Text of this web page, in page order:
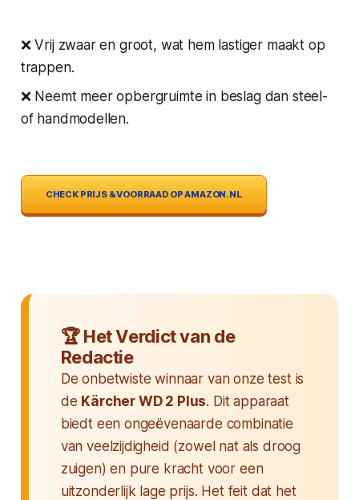
❌ Vrij zwaar en groot, wat hem lastiger maakt op
trappen.
❌ Neemt meer opbergruimte in beslag dan steel-
of handmodellen.
CHECK PRIJS & VOORRAAD OP AMAZON.NL
Het Verdict van de
Redactie
De onbetwiste winnaar van onze test is
de Kärcher WD 2 Plus. Dit apparaat
biedt een ongeëvenaarde combinatie
van veelzijdigheid (zowel nat als droog
zuigen) en pure kracht voor een
uitzonderlijk lage prijs. Het feit dat het